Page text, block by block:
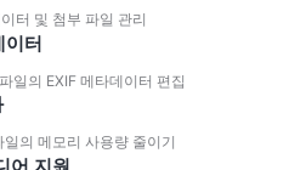
터 및 첨부 파일 관리
이터
일의 EXIF ​​메타데이터 편집
의 메모리 사용량 줄이기